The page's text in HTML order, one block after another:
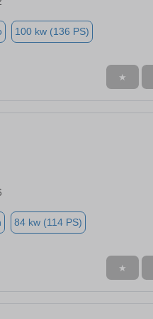
100 kw (136 PS)
★
84 kw (114 PS)
★